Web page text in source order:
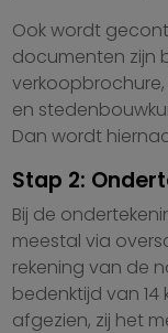
Ook wordt
documenten zijn
en
Dan wordt
Stap 2:
Bij de
meestal via
rekening van de
bedenktijd van
afgezien, zij het